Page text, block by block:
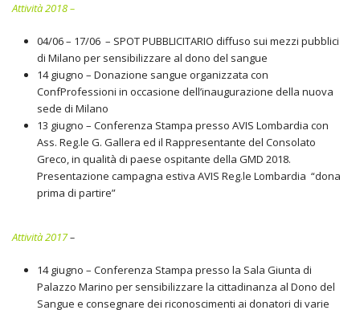
Attività 2018 –
04/06 – 17/06 – SPOT PUBBLICITARIO diffuso sui mezzi pubblici
di Milano per sensibilizzare al dono del sangue
14 giugno – Donazione sangue organizzata con
ConfProfessioni in occasione dell’inaugurazione della nuova
sede di Milano
13 giugno – Conferenza Stampa presso AVIS Lombardia con
Ass. Reg.le G. Gallera ed il Rappresentante del Consolato
Greco, in qualità di paese ospitante della GMD 2018.
Presentazione campagna estiva AVIS Reg.le Lombardia “dona
prima di partire”
Attività 2017–
14 giugno – Conferenza Stampa presso la Sala Giunta di
Palazzo Marino per sensibilizzare la cittadinanza al Dono del
Sangue e consegnare dei riconoscimenti ai donatori di varie